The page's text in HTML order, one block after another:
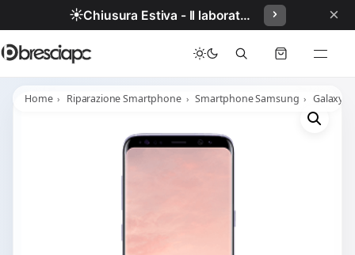
☀️ Chiusura Estiva - Il laboratorio resterà chiuso per ferie dal 29/06/2026 al 05/07/2026 compresi. ×
Home Riparazione Smartphone Smartphone Samsung Galaxy S